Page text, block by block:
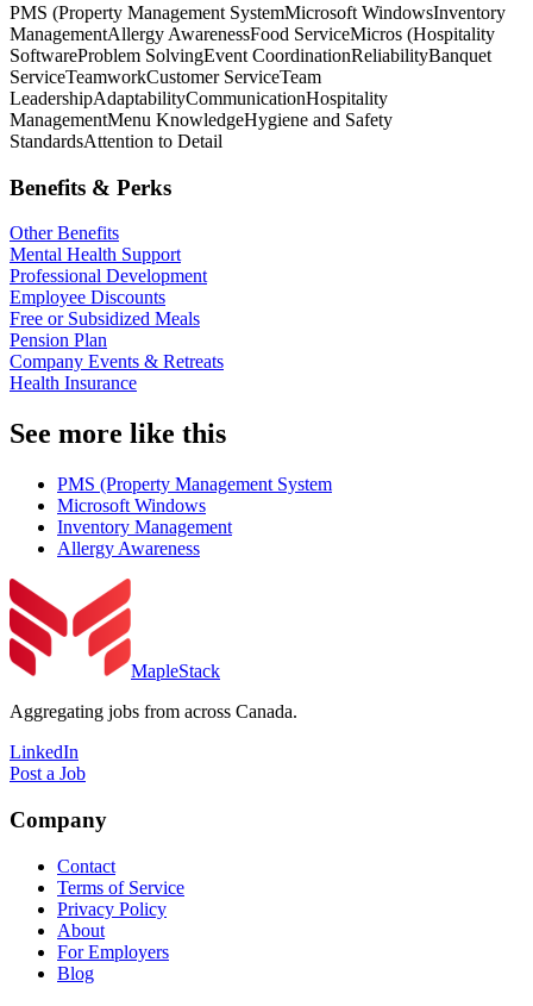
PMS (Property Management SystemMicrosoft WindowsInventory
ManagementAllergy AwarenessFood ServiceMicros (Hospitality
SoftwareProblem SolvingEvent CoordinationReliabilityBanquet
ServiceTeamworkCustomer ServiceTeam
LeadershipAdaptabilityCommunicationHospitality
ManagementMenu KnowledgeHygiene and Safety
StandardsAttention to Detail
Benefits & Perks
Other Benefits
Mental Health Support
Professional Development
Employee Discounts
Free or Subsidized Meals
Pension Plan
Company Events & Retreats
Health Insurance
See more like this
PMS (Property Management System
Microsoft Windows
Inventory Management
Allergy Awareness
MapleStack
Aggregating jobs from across Canada.
LinkedIn
Post a Job
Company
Contact
Terms of Service
Privacy Policy
About
For Employers
Blog